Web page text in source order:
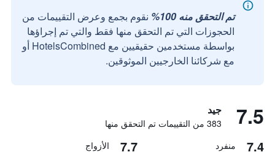
تم التحقق منه 100%
نقوم بجمع وعرض التقييمات من
الحجوزات التي تم التحقق منها فقط والتي تم إجراؤها
بواسطة مستخدمين حقيقيين مع HotelsCombined أو
مع شركائنا الخارجيين الموثوقين.
7.5 جيد
383 من التقييمات تم التحقق منها
7.4 منفرد 7.7 الأزواج